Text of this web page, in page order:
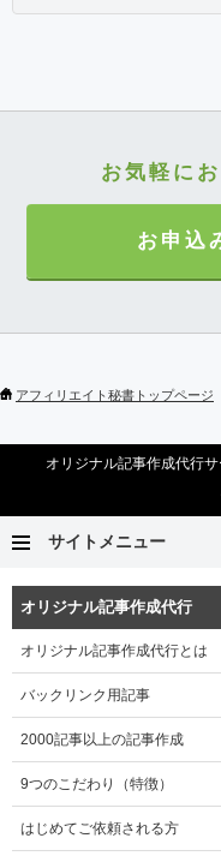
お気軽に
お申込
アフィリエイト秘書トップページ
オリジナル記事作成代行
サイトメニュー
オリジナル記事作成代行
オリジナル記事作成代行とは
バックリンク用記事
2000記事以上の記事作成
9つのこだわり（特徴）
はじめてご依頼される方